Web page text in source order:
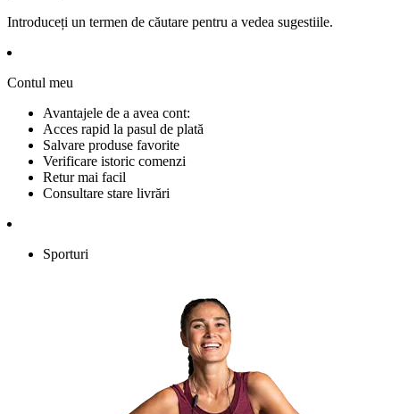
Introduceți un termen de căutare pentru a vedea sugestiile.
Contul meu
Avantajele de a avea cont:
Acces rapid la pasul de plată
Salvare produse favorite
Verificare istoric comenzi
Retur mai facil
Consultare stare livrări
Sporturi